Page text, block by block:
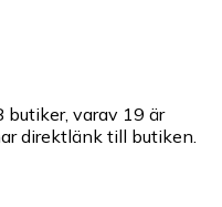
varav 19 är
direktlänk till butiken.